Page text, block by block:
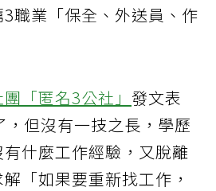
職業「保全、外送員、作
「匿名3公社」 發文表
但沒有一技之長，學歷
什麼工作經驗，又脫離
「如果要重新找工作，